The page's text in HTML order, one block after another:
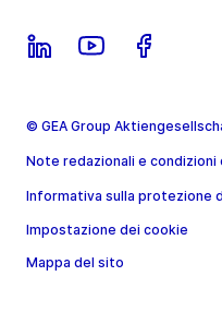
© GEA Group
Note redazionali e condizioni
Informativa sulla protezione
Impostazione dei cookie
Mappa del sito